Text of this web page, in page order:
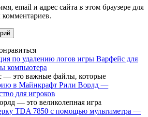
email и адрес сайта в этом браузере для
по удалению логов игры Варфейс для
компьютера
— это важные файлы, которые
в Майнкрафт Рили Ворлд —
для игроков
— это великолепная игра
TDA 7850 с помощью мультиметра —